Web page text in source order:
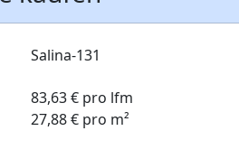
Salina-131
83,63 € pro lfm
27,88 € pro m²